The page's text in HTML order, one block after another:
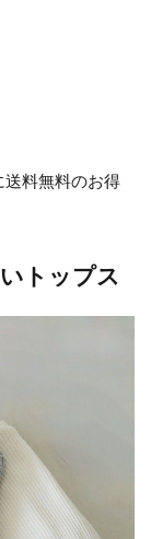
料無料のお得
トップス